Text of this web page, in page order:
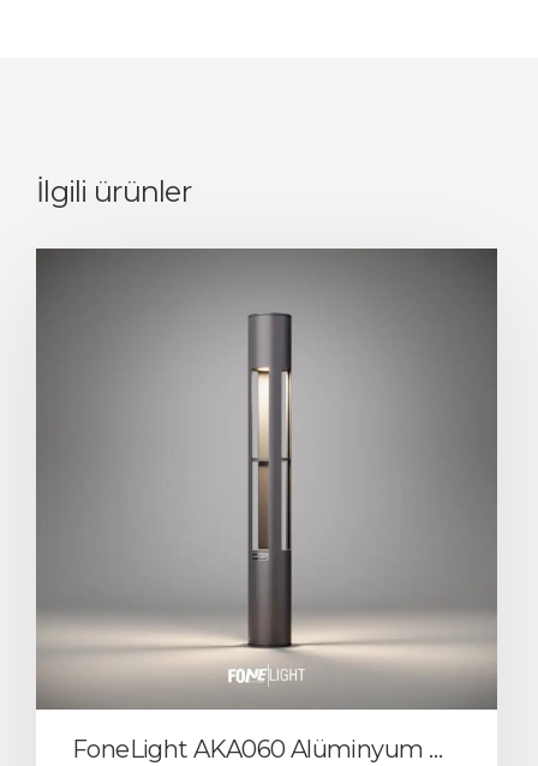
İlgili ürünler
FoneLight AKA060 Alüminyum Dış Mekan Bollard Bahçe Aydınlatması